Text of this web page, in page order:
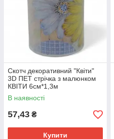
Скотч декоративний "Квіти"
3D ПЕТ стрічка з малюнком
КВІТИ 6см*1,3м
В наявності
57,43 ₴
Купити